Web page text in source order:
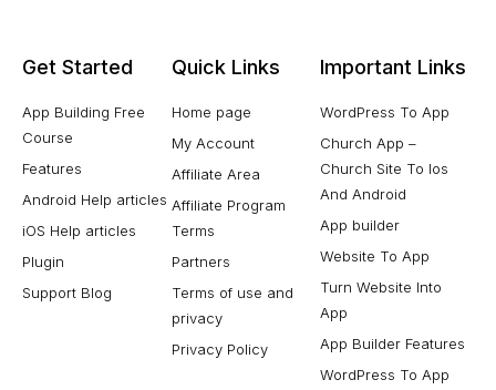
Get Started
App Building Free
Course
Features
Android Help articles
iOS Help articles
Plugin
Support Blog
Quick Links
Home page
My Account
Affiliate Area
Affiliate Program
Terms
Partners
Terms of use and
privacy
Privacy Policy
Important Links
WordPress To App
Church App –
Church Site To Ios
And Android
App builder
Website To App
Turn Website Into
App
App Builder Features
WordPress To App